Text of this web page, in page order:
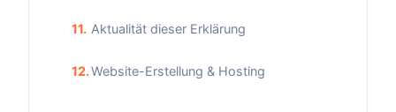
11. Aktualität dieser Erklärung
12.Website-Erstellung & Hosting